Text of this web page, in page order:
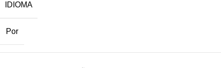
IDIOMA
Por